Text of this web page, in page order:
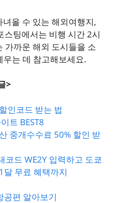
올 수 있는 해외여행지,
스팅에서는 비행 시간 2시
가까운 해외 도시들을 소
는 데 참고해보세요.
>
인코드 받는 법
트 BEST8
중개수수료 50% 할인 받
코드 WE2Y 입력하고 도쿄
무료 혜택까지
공편 알아보기